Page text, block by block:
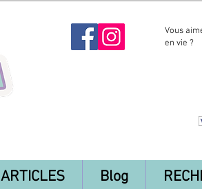
Vous
en vie ?
ARTICLES Blog